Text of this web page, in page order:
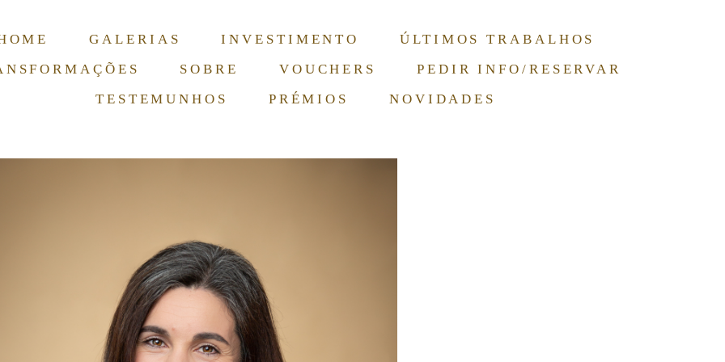
GALERIAS INVESTIMENTO
ÚLTIMOS TRABALHOS
SOBRE VOUCHERS
PEDIR INFO/RESERVAR
TESTEMUNHOS
PRÉMIOS NOVIDADES